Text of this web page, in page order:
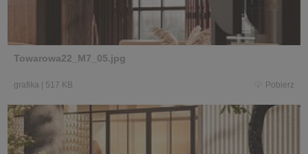
Towarowa22_M7_05.jpg
grafika | 517 KB Pobierz